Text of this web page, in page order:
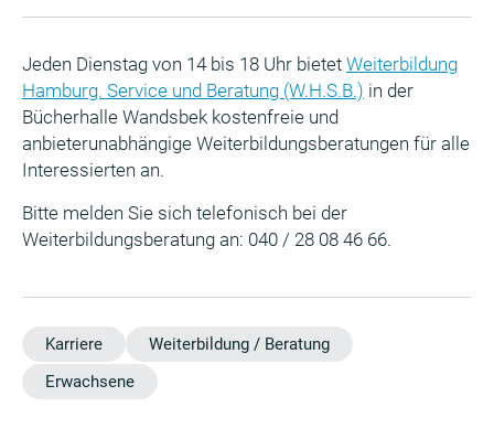
Jeden Dienstag von 14 bis 18 Uhr bietet Weiterbildung
Hamburg. Service und Beratung (W.H.S.B.) in der
Bücherhalle Wandsbek kostenfreie und
anbieterunabhängige Weiterbildungsberatungen für alle
Interessierten an.
Bitte melden Sie sich telefonisch bei der
Weiterbildungsberatung an: 040 / 28 08 46 66.
Karriere
Weiterbildung / Beratung
Erwachsene